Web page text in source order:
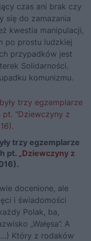
czas ani brak czy
się do zamazania
kwestia manipulacji,
po prostu ludzkiej
przypadków jest
Solidarności.
komunizmu.
trzy egzemplarze
pt. „Dziewczyny z
docenione, ale
i świadomości
Polak, ba,
„Wałęsa”. A
Który z rodaków